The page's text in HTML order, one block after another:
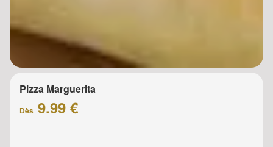
Pizza Marguerita
Dès 9.99 €